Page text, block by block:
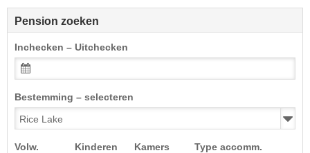
Pension zoeken
Inchecken – Uitchecken
Bestemming – selecteren
Volw. Kinderen Kamers Type accomm.